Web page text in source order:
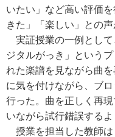
いたい」など高い評価
きた」「楽しい」との声
実証授業の一例として
ジタルがっき」という
れた楽譜を見ながら曲
に気を付けながら、ブ
行った。曲を正しく再
いながら試行錯誤するよ
授業を担当した教師は